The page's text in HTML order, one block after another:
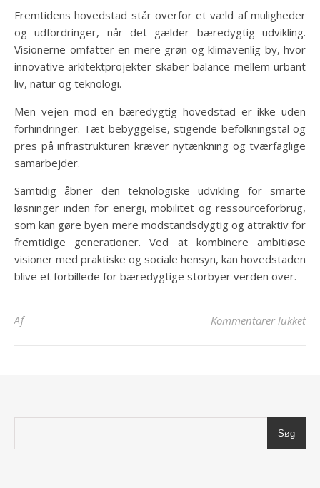
Fremtidens hovedstad står overfor et væld af muligheder
og udfordringer, når det gælder bæredygtig udvikling.
Visionerne omfatter en mere grøn og klimavenlig by, hvor
innovative arkitektprojekter skaber balance mellem urbant
liv, natur og teknologi.
Men vejen mod en bæredygtig hovedstad er ikke uden
forhindringer. Tæt bebyggelse, stigende befolkningstal og
pres på infrastrukturen kræver nytænkning og tværfaglige
samarbejder.
Samtidig åbner den teknologiske udvikling for smarte
løsninger inden for energi, mobilitet og ressourceforbrug,
som kan gøre byen mere modstandsdygtig og attraktiv for
fremtidige generationer. Ved at kombinere ambitiøse
visioner med praktiske og sociale hensyn, kan hovedstaden
blive et forbillede for bæredygtige storbyer verden over.
Af Kommentarer lukkettil
Søg